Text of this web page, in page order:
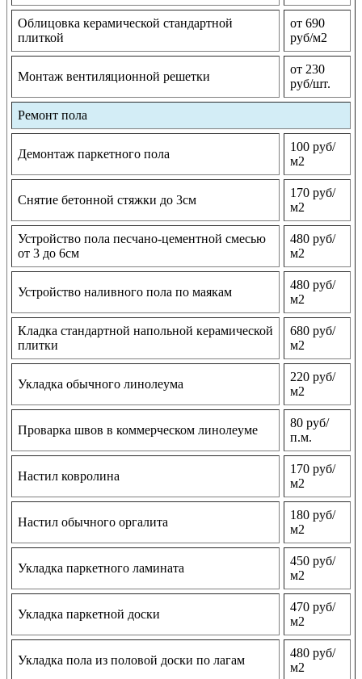
Облицовка керамической стандартной
плиткой
от 690
руб/м2
Монтаж вентиляционной решетки
от 230
руб/шт.
Ремонт пола
Демонтаж паркетного пола
100 руб/
м2
Снятие бетонной стяжки до 3см
170 руб/
м2
Устройство пола песчано-цементной смесью
от 3 до 6см
480 руб/
м2
Устройство наливного пола по маякам
480 руб/
м2
Кладка стандартной напольной керамической
плитки
680 руб/
м2
Укладка обычного линолеума
220 руб/
м2
Проварка швов в коммерческом линолеуме
80 руб/
п.м.
Настил ковролина
170 руб/
м2
Настил обычного оргалита
180 руб/
м2
Укладка паркетного ламината
450 руб/
м2
Укладка паркетной доски
470 руб/
м2
Укладка пола из половой доски по лагам
480 руб/
м2